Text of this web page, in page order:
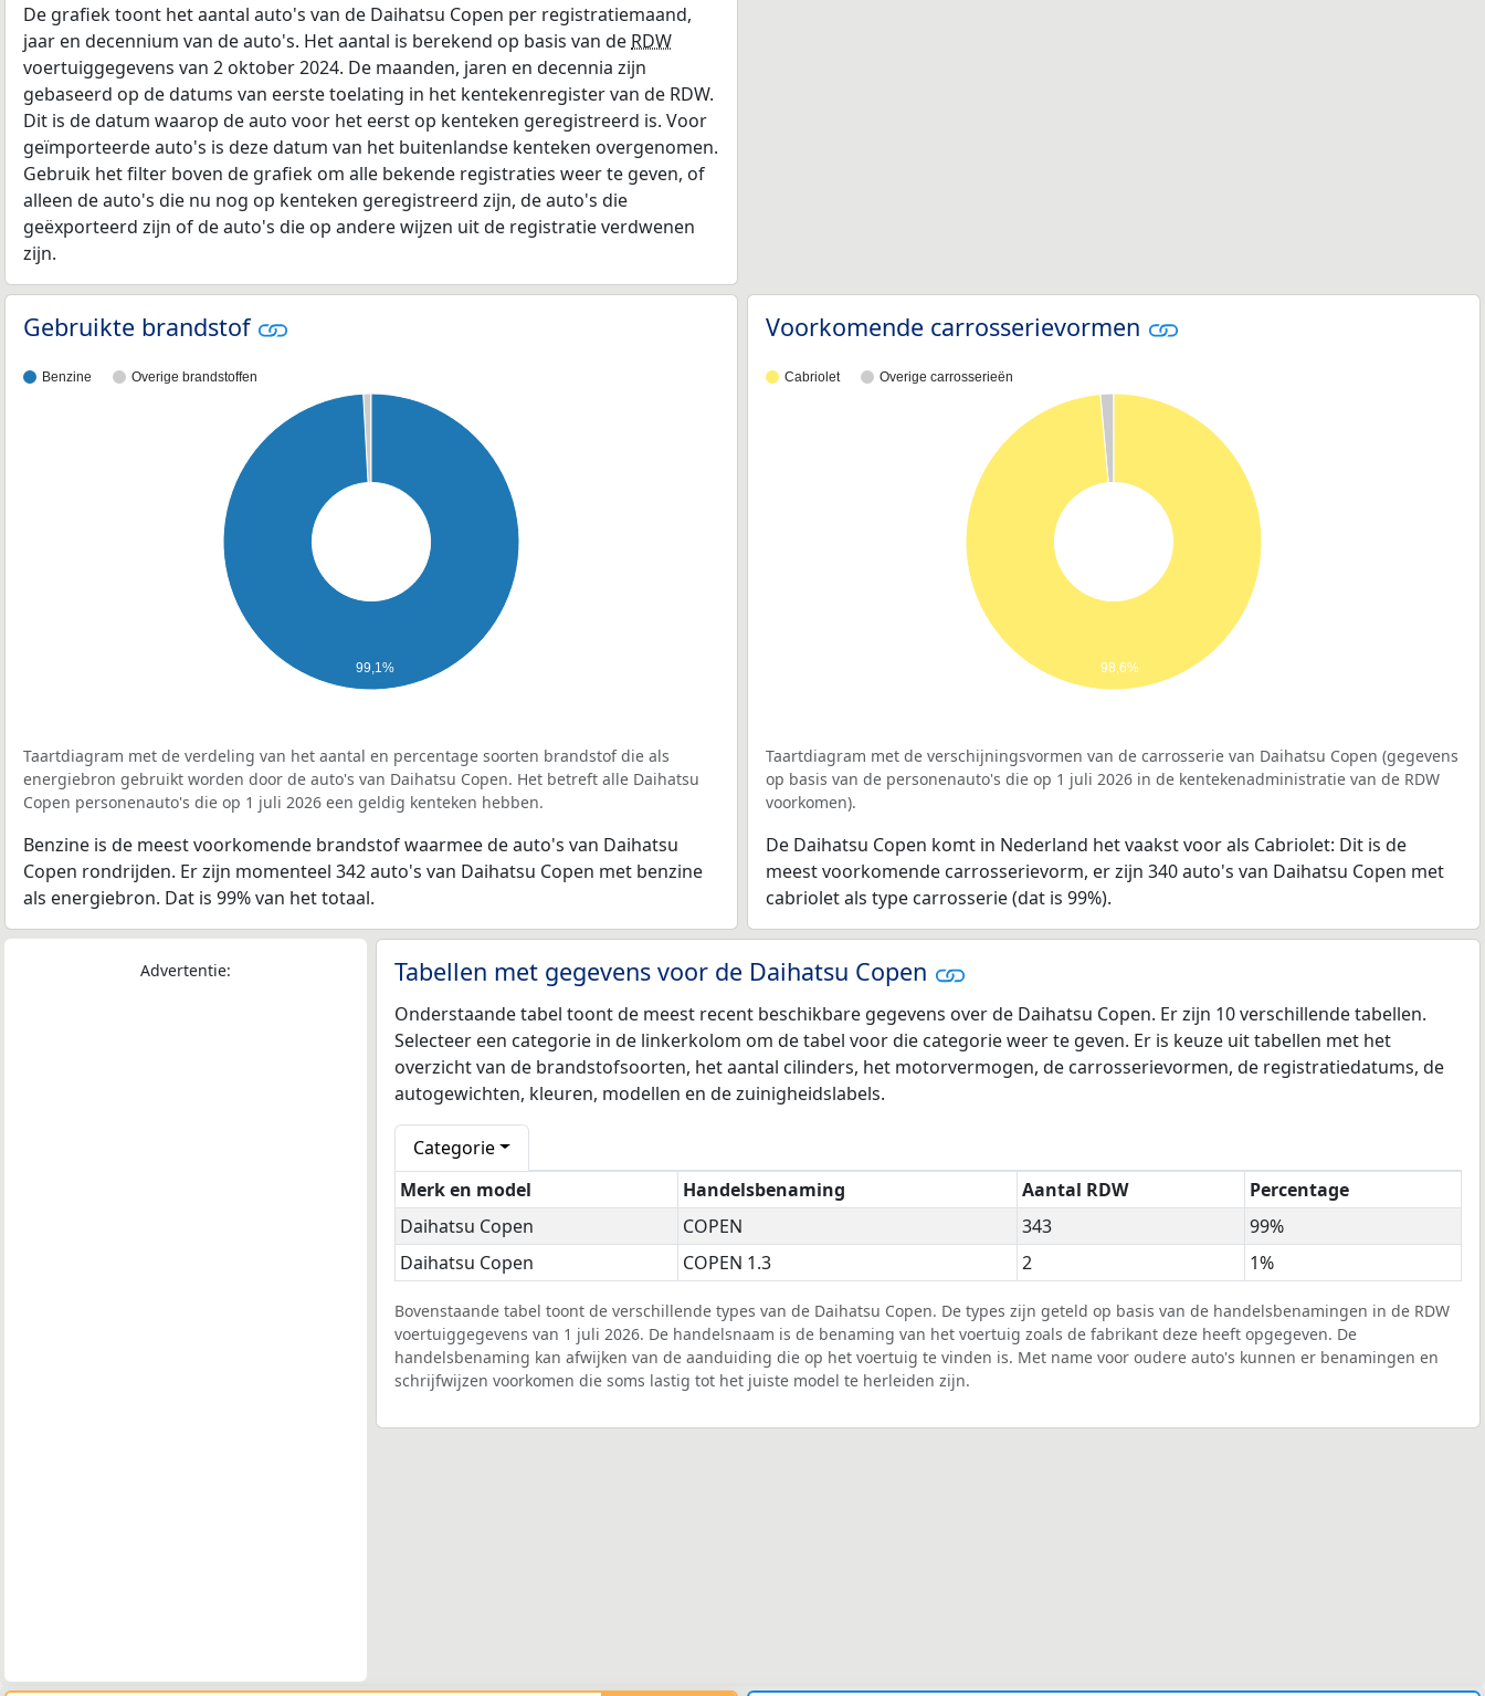
De grafiek toont het aantal auto's van de Daihatsu Copen per registratiemaand,
jaar en decennium van de auto's. Het aantal is berekend op basis van de RDW
voertuiggegevens van 2 oktober 2024. De maanden, jaren en decennia zijn
gebaseerd op de datums van eerste toelating in het kentekenregister van de RDW.
Dit is de datum waarop de auto voor het eerst op kenteken geregistreerd is. Voor
geïmporteerde auto's is deze datum van het buitenlandse kenteken overgenomen.
Gebruik het filter boven de grafiek om alle bekende registraties weer te geven, of
alleen de auto's die nu nog op kenteken geregistreerd zijn, de auto's die
geëxporteerd zijn of de auto's die op andere wijzen uit de registratie verdwenen
zijn.
Gebruikte brandstof
Benzine Overige brandstoffen
99,1%
Taartdiagram met de verdeling van het aantal en percentage soorten brandstof die als
energiebron gebruikt worden door de auto's van Daihatsu Copen. Het betreft alle Daihatsu
Copen personenauto's die op 1 juli 2026 een geldig kenteken hebben.
Benzine is de meest voorkomende brandstof waarmee de auto's van Daihatsu
Copen rondrijden. Er zijn momenteel 342 auto's van Daihatsu Copen met benzine
als energiebron. Dat is 99% van het totaal.
Voorkomende carrosserievormen
Cabriolet Overige carrosserieën
98,6%
Taartdiagram met de verschijningsvormen van de carrosserie van Daihatsu Copen (gegevens
op basis van de personenauto's die op 1 juli 2026 in de kentekenadministratie van de RDW
voorkomen).
De Daihatsu Copen komt in Nederland het vaakst voor als Cabriolet: Dit is de
meest voorkomende carrosserievorm, er zijn 340 auto's van Daihatsu Copen met
cabriolet als type carrosserie (dat is 99%).
Advertentie: Tabellen met gegevens voor de Daihatsu Copen
Onderstaande tabel toont de meest recent beschikbare gegevens over de Daihatsu Copen. Er zijn 10 verschillende tabellen.
Selecteer een categorie in de linkerkolom om de tabel voor die categorie weer te geven. Er is keuze uit tabellen met het
overzicht van de brandstofsoorten, het aantal cilinders, het motorvermogen, de carrosserievormen, de registratiedatums, de
autogewichten, kleuren, modellen en de zuinigheidslabels.
Categorie
Merk en model
Handelsbenaming Aantal RDW
Percentage
Daihatsu Copen
COPEN 343
99%
Daihatsu Copen
COPEN 1.3 2 1%
Bovenstaande tabel toont de verschillende types van de Daihatsu Copen. De types zijn geteld op basis van de handelsbenamingen in de RDW
voertuiggegevens van 1 juli 2026. De handelsnaam is de benaming van het voertuig zoals de fabrikant deze heeft opgegeven. De
handelsbenaming kan afwijken van de aanduiding die op het voertuig te vinden is. Met name voor oudere auto's kunnen er benamingen en
schrijfwijzen voorkomen die soms lastig tot het juiste model te herleiden zijn.